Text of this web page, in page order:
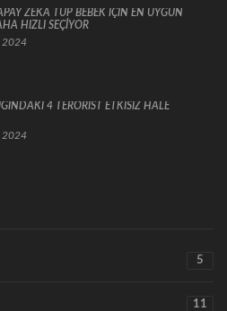
ZEKA TÜP BEBEK İÇİN EN UYGUN
HIZLI SEÇİYOR
2024
4 TERÖRİST ETKİSİZ HALE
2024
5
11